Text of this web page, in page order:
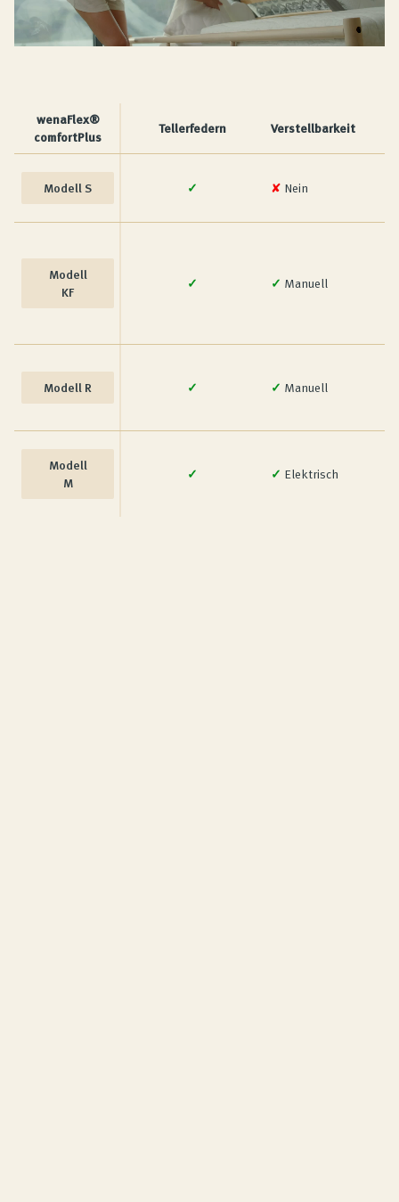
wenaFlex®
comfortPlus
Tellerfedern Verstellbarkeit
Modell S ✓ ✘ Nein
Modell
KF
✓ ✓ Manuell
Modell R ✓ ✓ Manuell
Modell
M
✓ ✓ Elektrisch